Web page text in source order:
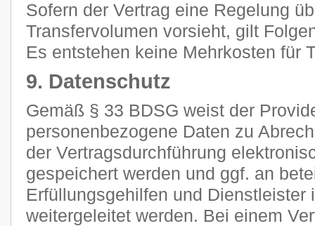
Sofern der Vertrag eine Regelung
Transfervolumen vorsieht, gilt
Es entstehen keine Mehrkosten für
9. Datenschutz
Gemäß § 33 BDSG weist der
personenbezogene Daten zu
der Vertragsdurchführung
gespeichert werden und ggf. an
Erfüllungsgehilfen und Dienstleister
weitergeleitet werden. Bei einem